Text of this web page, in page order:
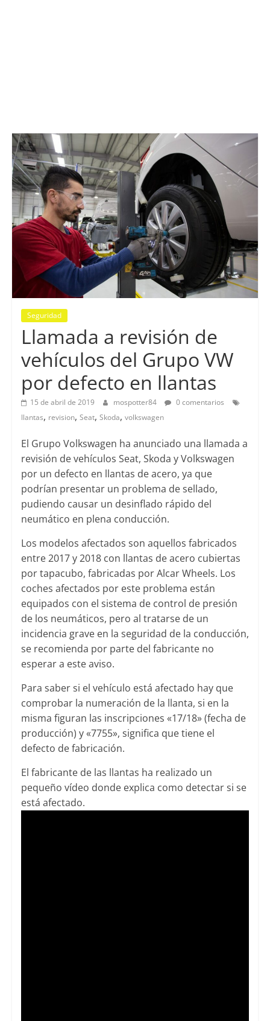
Seguridad
Llamada a revisión de
vehículos del Grupo VW
por defecto en llantas
15 de abril de 2019 mospotter84
0 comentarios
llantas, revision, Seat, Skoda, volkswagen
El Grupo Volkswagen ha anunciado una llamada a
revisión de vehículos Seat, Skoda y Volkswagen
por un defecto en llantas de acero, ya que
podrían presentar un problema de sellado,
pudiendo causar un desinflado rápido del
neumático en plena conducción.
Los modelos afectados son aquellos fabricados
entre 2017 y 2018 con llantas de acero cubiertas
por tapacubo, fabricadas por Alcar Wheels. Los
coches afectados por este problema están
equipados con el sistema de control de presión
de los neumáticos, pero al tratarse de un
incidencia grave en la seguridad de la conducción,
se recomienda por parte del fabricante no
esperar a este aviso.
Para saber si el vehículo está afectado hay que
comprobar la numeración de la llanta, si en la
misma figuran las inscripciones «17/18» (fecha de
producción) y «7755», significa que tiene el
defecto de fabricación.
El fabricante de las llantas ha realizado un
pequeño vídeo donde explica como detectar si se
está afectado.